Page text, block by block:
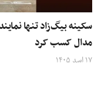
سکینه بیگ‌زاد تنها
مدال کسب کرد
۱۷ اسد ۱۴۰۵